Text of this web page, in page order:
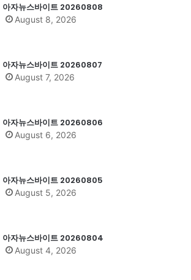
아자뉴스바이트 20260808
August 8, 2026
아자뉴스바이트 20260807
August 7, 2026
아자뉴스바이트 20260806
August 6, 2026
아자뉴스바이트 20260805
August 5, 2026
아자뉴스바이트 20260804
August 4, 2026